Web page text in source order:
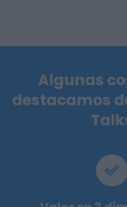
Algunas
destacamos